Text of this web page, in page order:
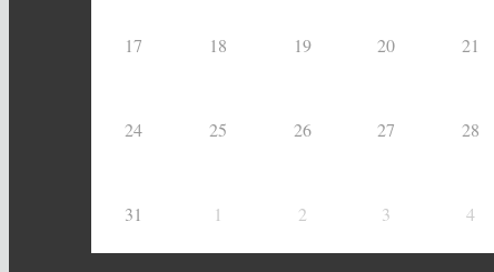
17 18 19 20 21
24 25 26 27 28
31 1 2 3 4